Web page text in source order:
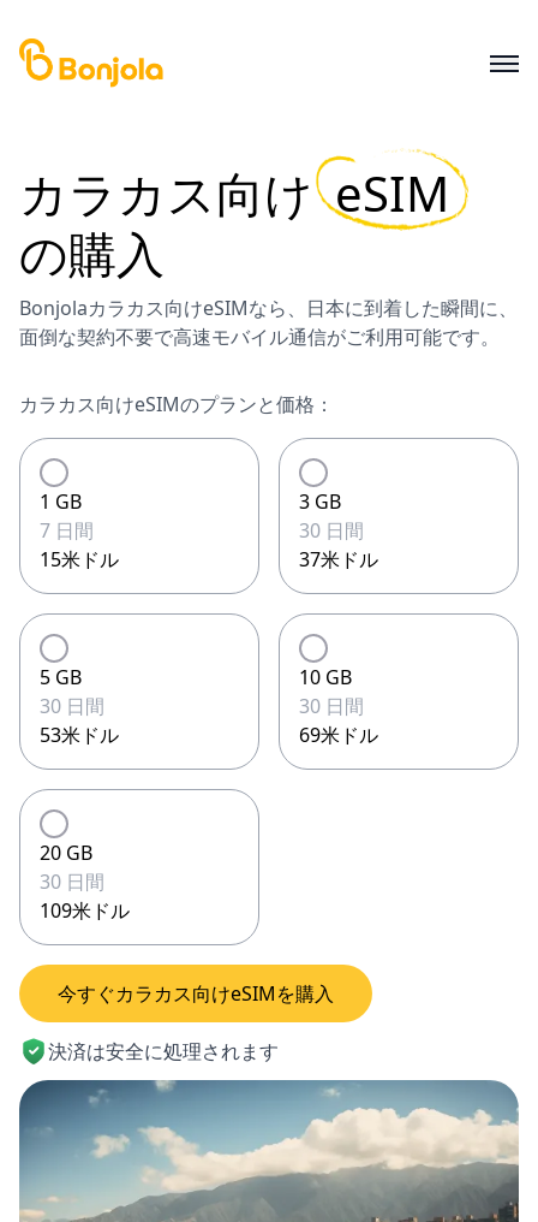
カラカス向け eSIM
の購入
Bonjolaカラカス向けeSIMなら、日本に到着した瞬間に、
面倒な契約不要で高速モバイル通信がご利用可能です。
カラカス向けeSIMのプランと価格：
1 GB
7 日間
15米ドル
3 GB
30 日間
37米ドル
5 GB
30 日間
53米ドル
10 GB
30 日間
69米ドル
20 GB
30 日間
109米ドル
今すぐカラカス向けeSIMを購入
決済は安全に処理されます